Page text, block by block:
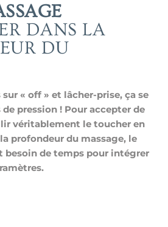
DANS LA
DU
« off » et lâcher-prise, ça se
pression ! Pour accepter de
véritablement le toucher en
profondeur du massage, le
besoin de temps pour intégrer